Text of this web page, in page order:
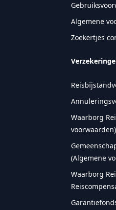
Algemene
Zoekertjes
Waarborg
voorwaarden)
(Algemene
Waarborg